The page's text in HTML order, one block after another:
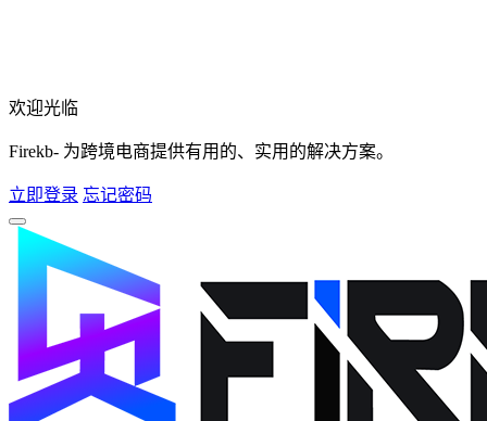
欢迎光临
Firekb- 为跨境电商提供有用的、实用的解决方案。
立即登录 忘记密码